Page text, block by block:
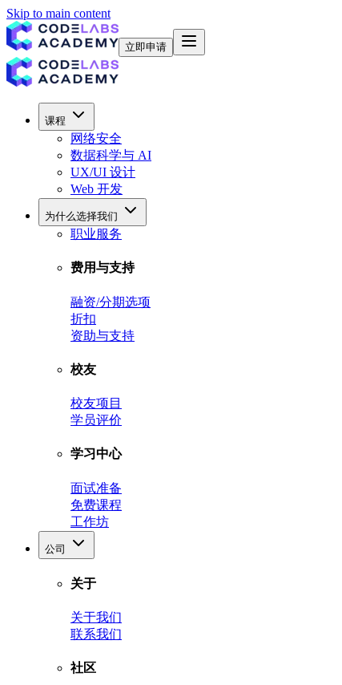
Skip to main content
立即申请
课程
网络安全
数据科学与 AI
UX/UI 设计
Web 开发
为什么选择我们
职业服务
费用与支持
融资/分期选项
折扣
资助与支持
校友
校友项目
学员评价
学习中心
面试准备
免费课程
工作坊
公司
关于
关于我们
联系我们
社区